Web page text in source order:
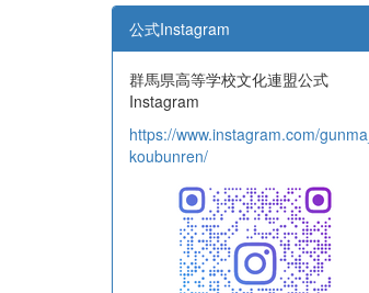
公式Instagram
群馬県高等学校文化連盟公式
Instagram
https://www.instagram.com/gunma_
koubunren/